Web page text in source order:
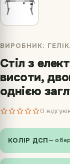
ВИРОБНИК:
Стіл з
висоти,
однією
0
КОЛІР ДСП —